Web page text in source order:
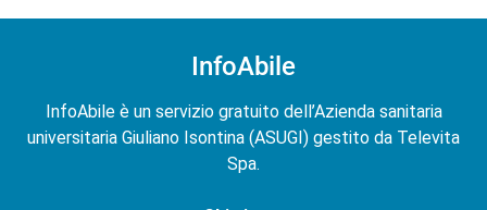
InfoAbile
InfoAbile è un servizio gratuito dell’Azienda sanitaria
universitaria Giuliano Isontina (ASUGI) gestito da Televita
Spa.